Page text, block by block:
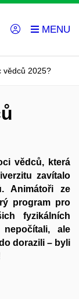
vědců 2025?
vědců, která
zavítalo
Animátoři ze
program pro
fyzikálních
ale
dorazili – byli